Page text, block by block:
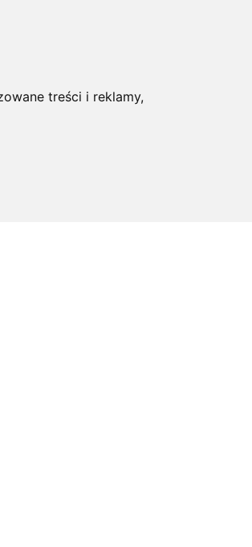
treści i reklamy,